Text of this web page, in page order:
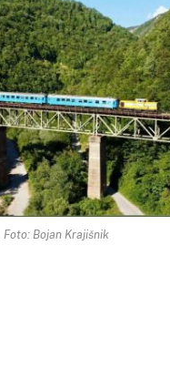
Foto: Bojan Krajišnik